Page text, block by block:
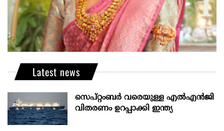
Latest news
സെപ്റ്റംബർ വരെയുള്ള എൽഎൻജി
വിതരണം ഉറപ്പാക്കി ഇന്ത്യ